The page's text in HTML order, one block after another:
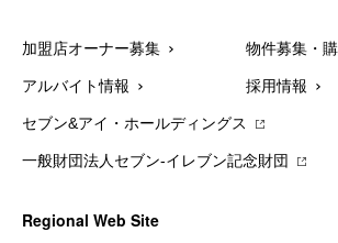
加盟店オーナー募集 物件募集・購
アルバイト情報 採用情報
セブン&アイ・ホールディングス
一般財団法人セブン-イレブン記念財団
Regional Web Site